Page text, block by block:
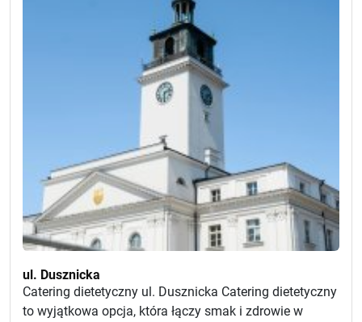
ul. Dusznicka
Catering dietetyczny ul. Dusznicka Catering dietetyczny
to wyjątkowa opcja, która łączy smak i zdrowie w